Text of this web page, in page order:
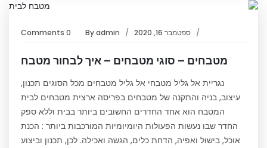
ספטמבר 16, 2020 Byadmin
0 Comments
מטבחים – סוגי מטבחים – איך לבחור מטבח
נגריית אל גליל מטבחי אל גליל מטבחים מכל הסוגים תכנון,
עיצוב, בניה והתקנה של מטבחים בפריסה ארצית מטבחים לבית
המטבח הוא אחד החדרים החשובים ביותר בבית וללא ספק
החדר שבו נעשות הפעולות היומיומיות המורכבות ביותר : הכנת
אוכל, בישול ואפיה, הדחת כלים, הגשה ואכילה. לכן, תכנון וביצוע